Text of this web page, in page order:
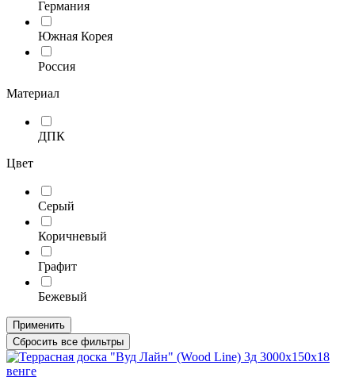
Германия
Южная Корея
Россия
Материал
ДПК
Цвет
Серый
Коричневый
Графит
Бежевый
Применить
Сбросить все фильтры